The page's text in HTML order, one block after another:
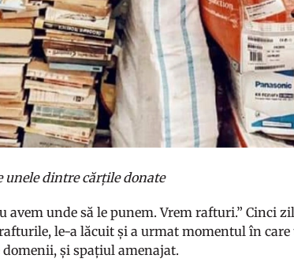
unele dintre cărțile donate
avem unde să le punem. Vrem rafturi.” Cinci
le-a lăcuit și a urmat momentul în care
și spațiul amenajat.